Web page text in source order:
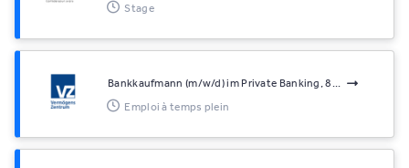
Stage
Bankkaufmann (m/w/d) im Private Banking, 8...
Emploi à temps plein